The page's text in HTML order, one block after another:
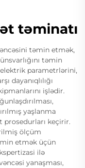
təminatı
təmin etmək,
təmin
elektrik parametrlərini,
dayanıqlılığı
işlədir.
yaşlanma
keçirir.
ölçüm
etmək üçün
ilə
yanaşması,